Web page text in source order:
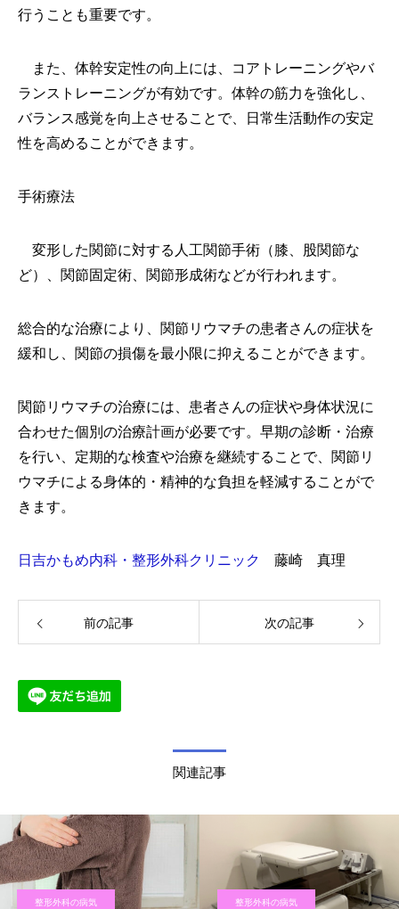
行うことも重要です。
また、体幹安定性の向上には、コアトレーニングやバ
ランストレーニングが有効です。体幹の筋力を強化し、
バランス感覚を向上させることで、日常生活動作の安定
性を高めることができます。
手術療法
変形した関節に対する人工関節手術（膝、股関節な
ど）、関節固定術、関節形成術などが行われます。
総合的な治療により、関節リウマチの患者さんの症状を
緩和し、関節の損傷を最小限に抑えることができます。
関節リウマチの治療には、患者さんの症状や身体状況に
合わせた個別の治療計画が必要です。早期の診断・治療
を行い、定期的な検査や治療を継続することで、関節リ
ウマチによる身体的・精神的な負担を軽減することがで
きます。
日吉かもめ内科・整形外科クリニック 藤崎 真理
前の記事 次の記事
関連記事
整形外科の病気 整形外科の病気